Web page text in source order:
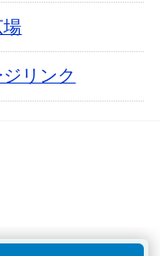
場
リンク